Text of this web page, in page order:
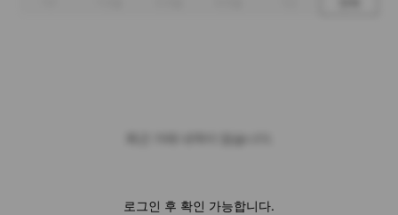
로그인 후 확인 가능합니다.